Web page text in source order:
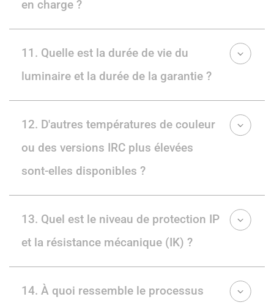
en charge ?
11. Quelle est la durée de vie du
luminaire et la durée de la garantie ?
12. D'autres températures de couleur
ou des versions IRC plus élevées
sont-elles disponibles ?
13. Quel est le niveau de protection IP
et la résistance mécanique (IK) ?
14. À quoi ressemble le processus